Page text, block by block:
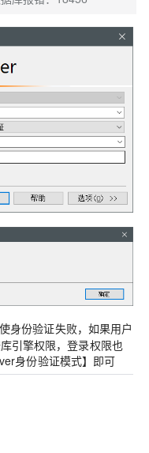
身份验证失败，如果用户
引擎权限，登录权限也
身份验证模式】即可